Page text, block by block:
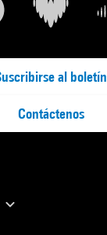
al boletín
Contáctenos